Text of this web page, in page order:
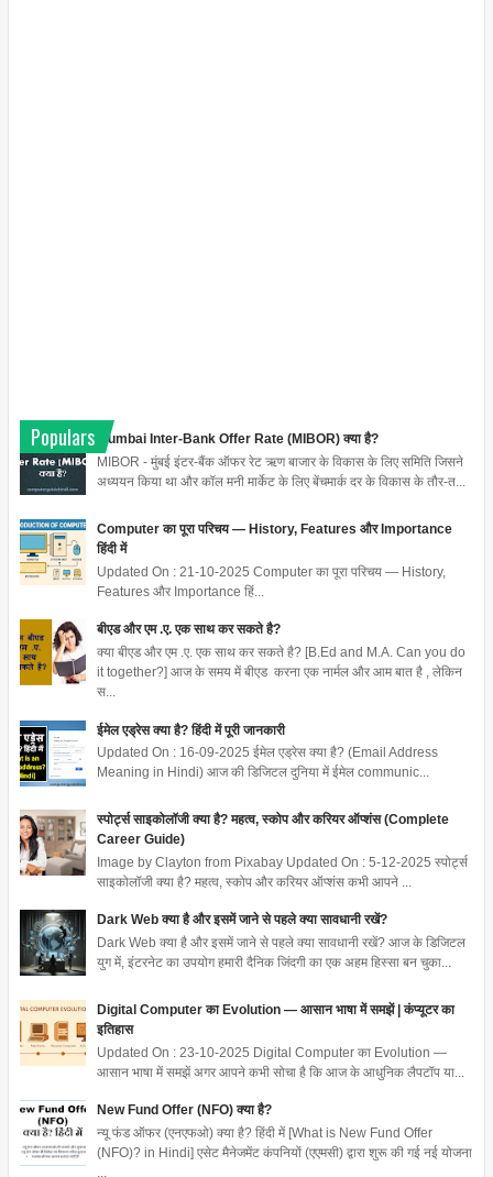
Populars
Mumbai Inter-Bank Offer Rate (MIBOR) क्या है?
MIBOR - मुंबई इंटर-बैंक ऑफर रेट ऋण बाजार के विकास के लिए समिति जिसने
अध्ययन किया था और कॉल मनी मार्केट के लिए बेंचमार्क दर के विकास के तौर-त...
Computer का पूरा परिचय — History, Features और Importance
हिंदी में
Updated On : 21-10-2025 Computer का पूरा परिचय — History,
Features और Importance हिं...
बीएड और एम .ए. एक साथ कर सकते है?
क्या बीएड और एम .ए. एक साथ कर सकते है? [B.Ed and M.A. Can you do
it together?] आज के समय में बीएड करना एक नार्मल और आम बात है , लेकिन
स...
ईमेल एड्रेस क्या है? हिंदी में पूरी जानकारी
Updated On : 16-09-2025 ईमेल एड्रेस क्या है? (Email Address
Meaning in Hindi) आज की डिजिटल दुनिया में ईमेल communic...
स्पोर्ट्स साइकोलॉजी क्या है? महत्व, स्कोप और करियर ऑप्शंस (Complete
Career Guide)
Image by Clayton from Pixabay Updated On : 5-12-2025 स्पोर्ट्स
साइकोलॉजी क्या है? महत्व, स्कोप और करियर ऑप्शंस कभी आपने ...
Dark Web क्या है और इसमें जाने से पहले क्या सावधानी रखें?
Dark Web क्या है और इसमें जाने से पहले क्या सावधानी रखें? आज के डिजिटल
युग में, इंटरनेट का उपयोग हमारी दैनिक जिंदगी का एक अहम हिस्सा बन चुका...
Digital Computer का Evolution — आसान भाषा में समझें | कंप्यूटर का
इतिहास
Updated On : 23-10-2025 Digital Computer का Evolution —
आसान भाषा में समझें अगर आपने कभी सोचा है कि आज के आधुनिक लैपटॉप या...
New Fund Offer (NFO) क्या है?
न्यू फंड ऑफर (एनएफओ) क्या है? हिंदी में [What is New Fund Offer
(NFO)? in Hindi] एसेट मैनेजमेंट कंपनियों (एएमसी) द्वारा शुरू की गई नई योजना
...